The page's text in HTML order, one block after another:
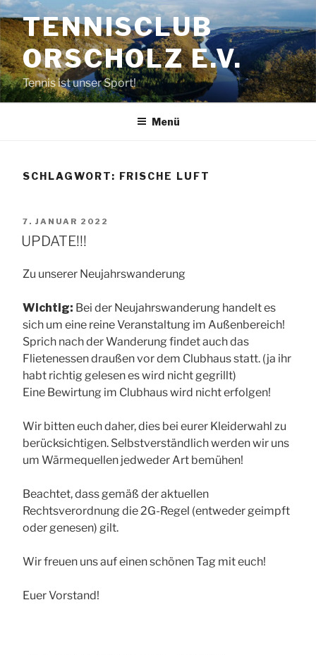
Zum
Inhalt
springenTENNISCLUB
ORSCHOLZ E.V.
Tennis ist unser Sport!
Menü
SCHLAGWORT: FRISCHE LUFT
VERÖFFENTLICHT
AM
7. JANUAR 2022
UPDATE!!!
Zu unserer Neujahrswanderung
Wichtig: Bei der Neujahrswanderung handelt es
sich um eine reine Veranstaltung im Außenbereich!
Sprich nach der Wanderung findet auch das
Flietenessen draußen vor dem Clubhaus statt. (ja ihr
habt richtig gelesen es wird nicht gegrillt)
Eine Bewirtung im Clubhaus wird nicht erfolgen!
Wir bitten euch daher, dies bei eurer Kleiderwahl zu
berücksichtigen. Selbstverständlich werden wir uns
um Wärmequellen jedweder Art bemühen!
Beachtet, dass gemäß der aktuellen
Rechtsverordnung die 2G-Regel (entweder geimpft
oder genesen) gilt.
Wir freuen uns auf einen schönen Tag mit euch!
Euer Vorstand!